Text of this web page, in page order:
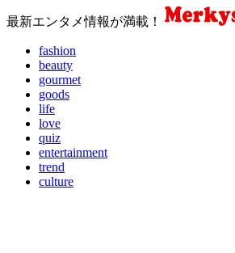
最新エンタメ情報が満載！
fashion
beauty
gourmet
goods
life
love
quiz
entertainment
trend
culture